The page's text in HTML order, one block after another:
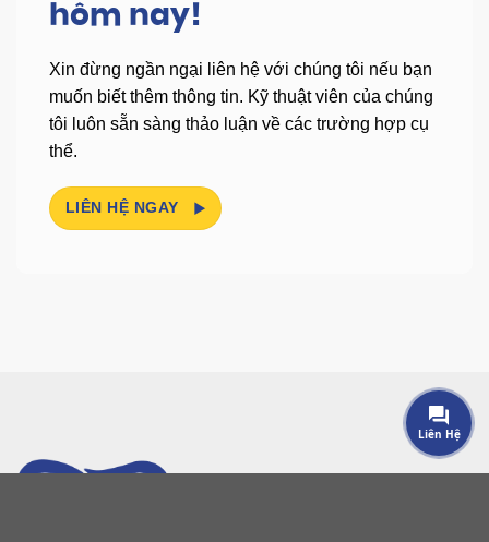
hôm nay!
Xin đừng ngần ngại liên hệ với chúng tôi nếu bạn
muốn biết thêm thông tin. Kỹ thuật viên của chúng
tôi luôn sẵn sàng thảo luận về các trường hợp cụ
thể.
LIÊN HỆ NGAY
Liên Hệ